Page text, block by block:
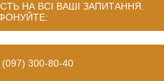
НА ВСІ ВАШІ ЗАПИТАННЯ.
(097) 300-80-40